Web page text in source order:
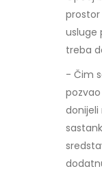
usluge
treba
- Čim